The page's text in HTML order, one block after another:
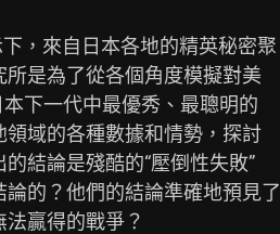
，來自日本各地的精英秘密聚
是為了從各個角度模擬對美
下一代中最優秀、最聰明的
域的各種數據和情勢，探討
結論是殘酷的“壓倒性失敗”
的？他們的結論準確地預見了
贏得的戰爭？